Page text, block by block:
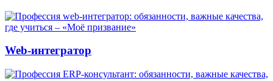
Web-интегратор